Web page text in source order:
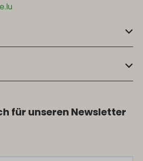
für unseren Newsletter